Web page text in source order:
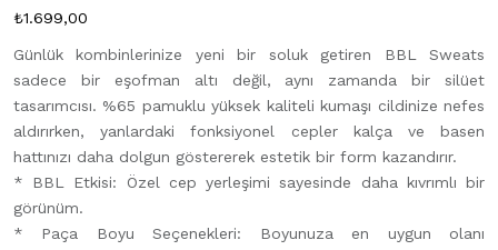
₺1.699,00
Günlük kombinlerinize yeni bir soluk getiren BBL Sweats
sadece bir eşofman altı değil, aynı zamanda bir silüet
tasarımcısı. %65 pamuklu yüksek kaliteli kumaşı cildinize nefes
aldırırken, yanlardaki fonksiyonel cepler kalça ve basen
hattınızı daha dolgun göstererek estetik bir form kazandırır.
* BBL Etkisi: Özel cep yerleşimi sayesinde daha kıvrımlı bir
görünüm.
* Paça Boyu Seçenekleri: Boyunuza en uygun olanı